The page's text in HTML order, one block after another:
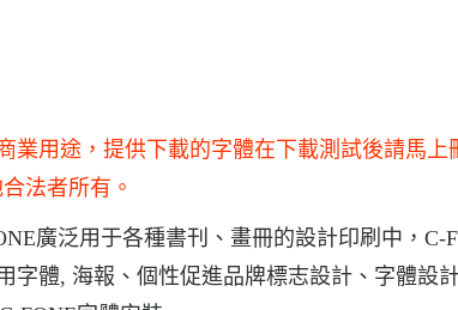
業用途，提供下載的字體在下載測試後請馬上
法者所有。
廣泛用于各種書刊、畫冊的設計印刷中，C-
字體, 海報、個性促進品牌標志設計、字體設